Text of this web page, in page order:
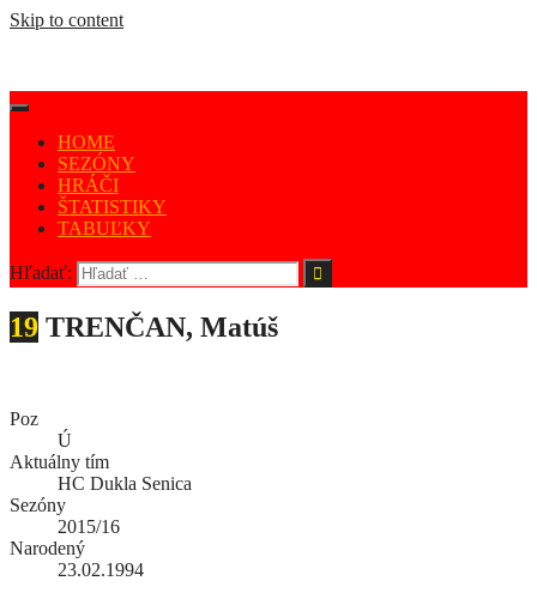
Skip to content
HOME
SEZÓNY
HRÁČI
ŠTATISTIKY
TABUĽKY
Hľadať:
19 TRENČAN, Matúš
Poz
Ú
Aktuálny tím
HC Dukla Senica
Sezóny
2015/16
Narodený
23.02.1994